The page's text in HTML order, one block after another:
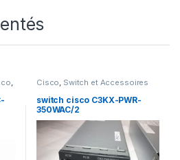
, Cisco, Switch et Accessoires
switch cisco C3KX-PWR-
350WAC/2